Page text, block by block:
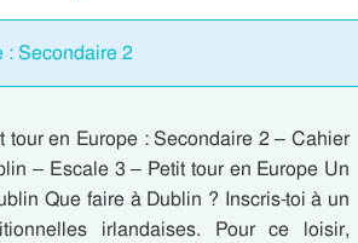
: Secondaire 2
tour en Europe : Secondaire 2 – Cahier
– Escale 3 – Petit tour en Europe Un
Que faire à Dublin ? Inscris-toi à un
irlandaises. Pour ce loisir,